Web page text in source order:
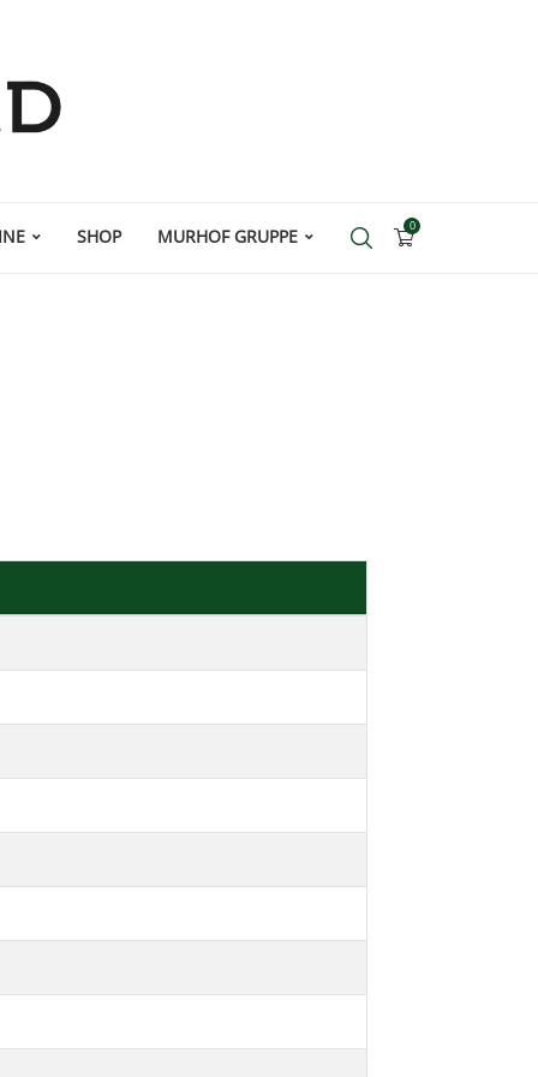
SHOP MURHOF GRUPPE 0